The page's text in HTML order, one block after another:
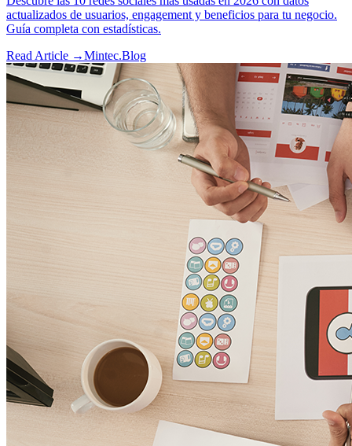
actualizados de usuarios, engagement y beneficios para tu negocio.
Guía completa con estadísticas.
Read Article →Mintec.Blog